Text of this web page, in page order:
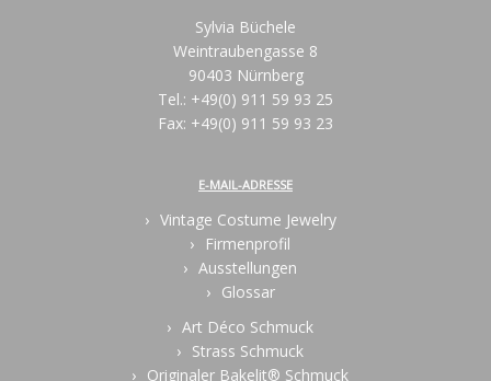
Sylvia Büchele
Weintraubengasse 8
90403 Nürnberg
Tel.: +49(0) 911 59 93 25
Fax: +49(0) 911 59 93 23
E-MAIL-ADRESSE
Vintage Costume Jewelry
Firmenprofil
Ausstellungen
Glossar
Art Déco Schmuck
Strass Schmuck
Originaler Bakelit® Schmuck